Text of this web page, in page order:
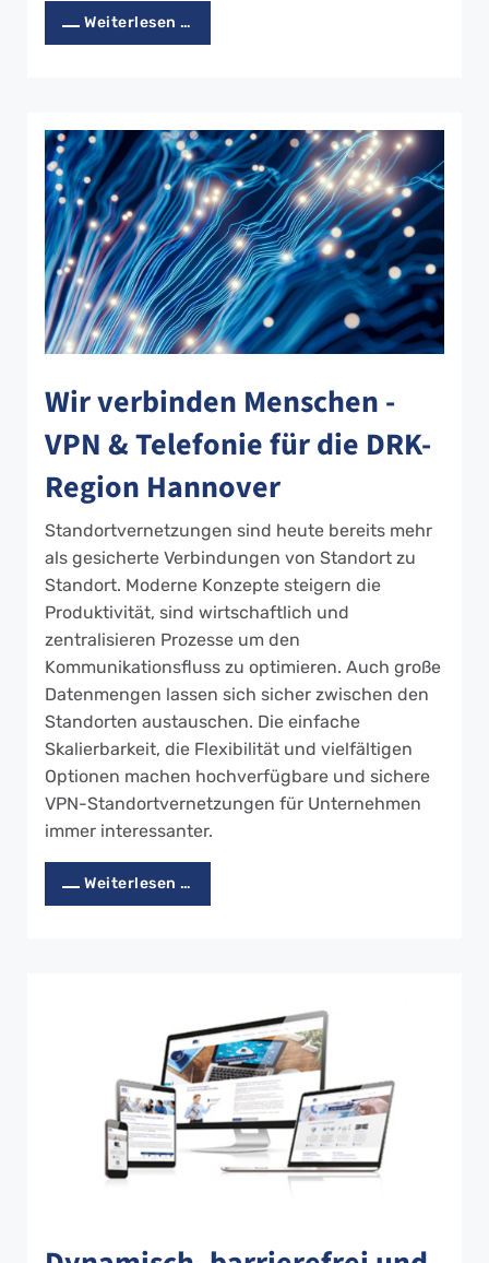
Weiterlesen …
Wir verbinden Menschen -
VPN & Telefonie für die DRK-
Region Hannover
Standortvernetzungen sind heute bereits mehr
als gesicherte Verbindungen von Standort zu
Standort. Moderne Konzepte steigern die
Produktivität, sind wirtschaftlich und
zentralisieren Prozesse um den
Kommunikationsfluss zu optimieren. Auch große
Datenmengen lassen sich sicher zwischen den
Standorten austauschen. Die einfache
Skalierbarkeit, die Flexibilität und vielfältigen
Optionen machen hochverfügbare und sichere
VPN-Standortvernetzungen für Unternehmen
immer interessanter.
Weiterlesen …